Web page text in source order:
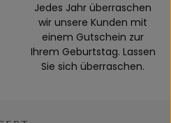
Jedes Jahr überraschen
wir unsere Kunden mit
einem Gutschein zur
Ihrem Geburtstag. Lassen
Sie sich überraschen.